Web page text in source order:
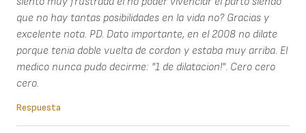
que no hay tantas posibilidades en la vida no? Gracias y
excelente nota. PD. Dato importante, en el 2008 no dilate
porque tenia doble vuelta de cordon y estaba muy arriba. El
medico nunca pudo decirme: "1 de dilatacion!". Cero cero
cero.
Respuesta